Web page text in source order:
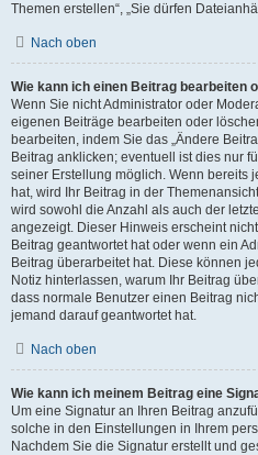
Themen erstellen“, „Sie dürfen
Nach oben
Wie kann ich einen Beitrag bearbeiten
Wenn Sie nicht Administrator oder
eigenen Beiträge bearbeiten oder
bearbeiten, indem Sie das „Ändere
Beitrag anklicken; eventuell ist dies nur
seiner Erstellung möglich. Wenn bereits
hat, wird Ihr Beitrag in der
wird sowohl die Anzahl als auch der
angezeigt. Dieser Hinweis erscheint
Beitrag geantwortet hat oder wenn ein
Beitrag überarbeitet hat. Diese können
Notiz hinterlassen, warum Ihr Beitrag
dass normale Benutzer einen Beitrag
jemand darauf geantwortet hat.
Nach oben
Wie kann ich meinem Beitrag eine
Um eine Signatur an Ihren Beitrag
solche in den Einstellungen in Ihrem
Nachdem Sie die Signatur erstellt und